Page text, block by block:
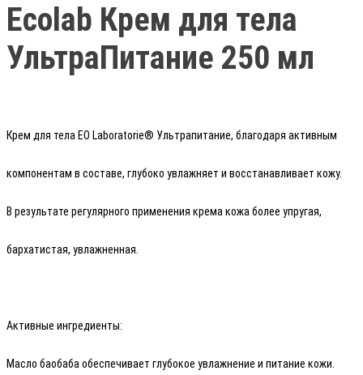
Ecolab Крем для тела
УльтраПитание 250 мл
Крем для тела EO Laboratorie® Ультрапитание, благодаря активным
компонентам в составе, глубоко увлажняет и восстанавливает кожу.
В результате регулярного применения крема кожа более упругая,
бархатистая, увлажненная.
Активные ингредиенты:
Масло баобаба обеспечивает глубокое увлажнение и питание кожи.